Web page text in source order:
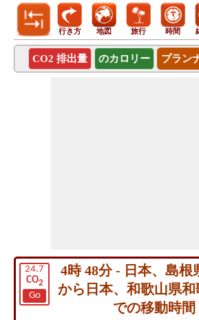
行き方 地図 旅行 時間
CO2 排出量 のカロリー プラン
24.7
CO2
Go
4時 48分 - 日本、島根
から日本、和歌山県和
での移動時間